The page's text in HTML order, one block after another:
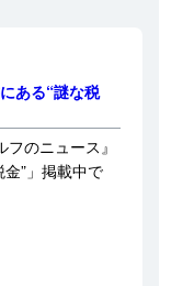
／On
ある“謎な税
のニュース』
”」掲載中で